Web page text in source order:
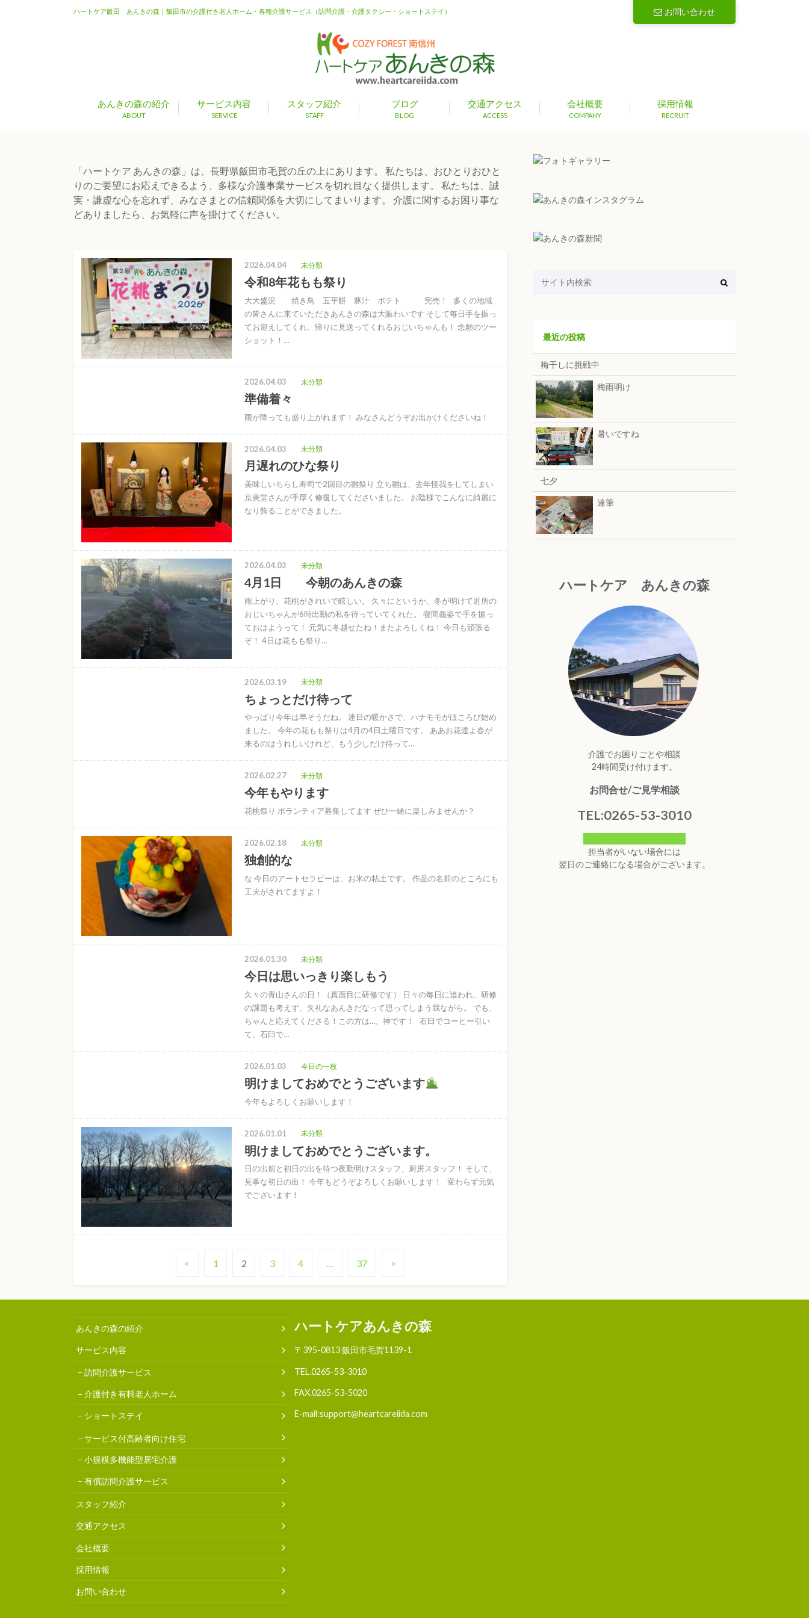
ハートケア飯田 あんきの森｜飯田市の介護付き老人ホーム・各種介護サービス（訪問介護・介護タクシー・ショートステイ） お問い合わせ
ABOUT
あんきの森の紹介
SERVICE
サービス内容
STAFF
スタッフ紹介
BLOG
ブログ
ACCESS
交通アクセス
COMPANY
会社概要
RECRUIT
採用情報
「ハートケア あんきの森」は、長野県飯田市毛賀の丘の上にあります。 私たちは、おひとりおひと
りのご要望にお応えできるよう、多様な介護事業サービスを切れ目なく提供します。 私たちは、誠
実・謙虚な心を忘れず、みなさまとの信頼関係を大切にしてまいります。 介護に関するお困り事な
どありましたら、お気軽に声を掛けてください。
2026.04.04 未分類
令和8年花もも祭り
大大盛況 焼き鳥 五平餅 豚汁 ポテト 完売！ 多くの地域
の皆さんに来ていただきあんきの森は大賑わいです そして毎日手を振っ
てお迎えしてくれ、帰りに見送ってくれるおじいちゃんも！ 念願のツー
ショット！…
2026.04.03 未分類
準備着々
雨が降っても盛り上がれます！ みなさんどうぞお出かけくださいね！
2026.04.03 未分類
月遅れのひな祭り
美味しいちらし寿司で2回目の雛祭り 立ち雛は、去年怪我をしてしまい
京美堂さんが手厚く修復してくださいました。 お陰様でこんなに綺麗に
なり飾ることができました。
2026.04.03 未分類
4月1日 今朝のあんきの森
雨上がり、花桃がきれいで眩しい。 久々にというか、冬が明けて近所の
おじいちゃんが6時出勤の私を待っていてくれた。 寝間義姿で手を振っ
ておはようって！ 元気に冬越せたね！またよろしくね！ 今日も頑張る
ぞ！ 4日は花もも祭り…
2026.03.19 未分類
ちょっとだけ待って
やっぱり今年は早そうだね。 連日の暖かさで、ハナモモがほころび始め
ました。 今年の花もも祭りは4月の4日土曜日です。 ああお花達よ春が
来るのはうれしいけれど、もう少しだけ待って…
2026.02.27 未分類
今年もやります
花桃祭り ボランティア募集してます ぜひ一緒に楽しみませんか？
2026.02.18 未分類
独創的な
な 今日のアートセラピーは、お米の粘土です。 作品の名前のところにも
工夫がされてますよ！
2026.01.30 未分類
今日は思いっきり楽しもう
久々の青山さんの日！（真面目に研修です） 日々の毎日に追われ、研修
の課題も考えず、失礼なあんきだなって思ってしまう我ながら。 でも、
ちゃんと応えてくださる！この方は…。神です！ 石臼でコーヒー引い
て、石臼で…
2026.01.03 今日の一枚
明けましておめでとうございます
今年もよろしくお願いします！
2026.01.01 未分類
明けましておめでとうございます。
日の出前と初日の出を待つ夜勤明けスタッフ、厨房スタッフ！ そして、
見事な初日の出！ 今年もどうぞよろしくお願いします！ 変わらず元気
でございます！
< 1 2 3 4 … 37 >
最近の投稿
梅干しに挑戦中
梅雨明け
暑いですね
七夕
達筆
ハートケア あんきの森
介護でお困りごとや相談
24時間受け付けます。
お問合せ/ご見学相談
TEL:0265-53-3010
担当者がいない場合には
翌日のご連絡になる場合がございます。
あんきの森の紹介
サービス内容
訪問介護サービス
介護付き有料老人ホーム
ショートステイ
サービス付高齢者向け住宅
小規模多機能型居宅介護
有償訪問介護サービス
スタッフ紹介
交通アクセス
会社概要
採用情報
お問い合わせ
ハートケアあんきの森
〒395-0813 飯田市毛賀1139-1
TEL.0265-53-3010
FAX.0265-53-5020
E-mail:support@heartcareiida.com